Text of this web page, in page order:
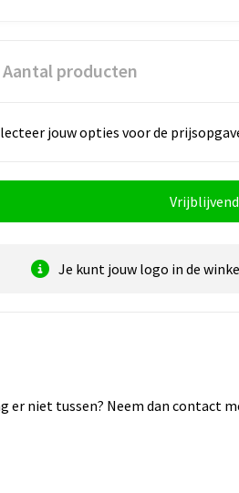
Aantal producten
jouw opties voor de
Je kunt jouw logo in de
niet tussen? Neem dan contact